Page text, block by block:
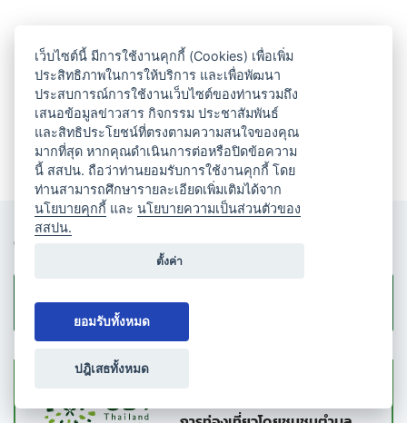
กิจกรรมจากพันธมิตร
CBT Thailand
เว็บไซต์นี้ มีการใช้งานคุกกี้ (Cookies) เพื่อเพิ่ม
ประสิทธิภาพในการให้บริการ และเพื่อพัฒนา
ประสบการณ์การใช้งานเว็บไซต์ของท่านรวมถึง
เสนอข้อมูลข่าวสาร กิจกรรม ประชาสัมพันธ์
และสิทธิประโยชน์ที่ตรงตามความสนใจของคุณ
มากที่สุด หากคุณดำเนินการต่อหรือปิดข้อความ
นี้ สสปน. ถือว่าท่านยอมรับการใช้งานคุกกี้ โดย
ท่านสามารถศึกษารายละเอียดเพิ่มเติมได้จาก
นโยบายคุกกี้ และนโยบายความเป็นส่วนตัวของ
สสปน.
ตั้งค่า
ยอมรับทั้งหมด
ปฎิเสธทั้งหมด